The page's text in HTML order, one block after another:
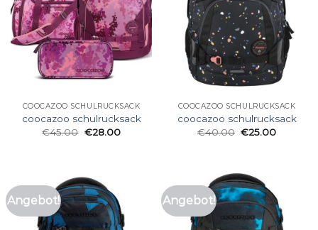
COOCAZOO SCHULRUCKSACK
coocazoo schulrucksack
€45.00 €28.00
COOCAZOO SCHULRUCKSACK
coocazoo schulrucksack
€40.00 €25.00
Angebot! Angebot!